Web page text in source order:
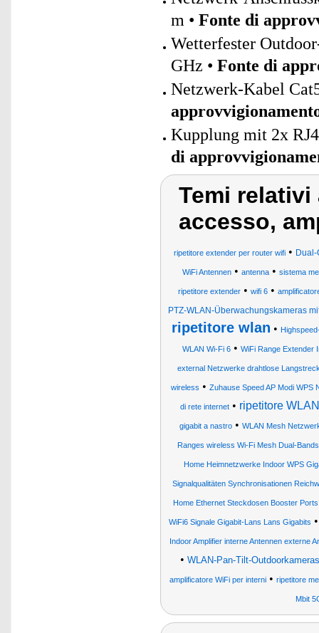
m • Fonte di
Wetterfester
GHz • Fonte di
Netzwerk-Kabel
Kupplung mit 2x
di
Temi
accesso,
ripetitore extender per router wifi•
WiFi Antennen • antenna • sistema
ripetitore extender• wifi 6•
PTZ-WLAN-Überwachungskameras
ripetitore wlan •
WLAN Wi-Fi 6 • WiFi Range Extender
external Netzwerke drahtlose
wireless • Zuhause Speed AP Modi WPS
di rete internet• ripetitore
gigabit a nastro • WLAN Mesh
Ranges wireless Wi-Fi Mesh Dual-
Home Heimnetzwerke Indoor WPS
Signalqualitäten Synchronisationen
Home Ethernet Steckdosen Booster
WiFi6 Signale Gigabit-Lans Lans Gigabits
Indoor Amplifier interne Antennen externe
• WLAN-Pan-Tilt-
amplificatore WiFi per interni • ripetitore
Mbit